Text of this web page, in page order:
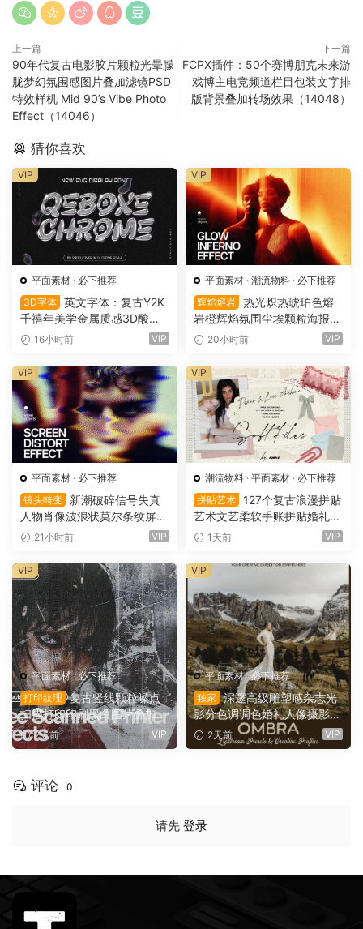
上一篇
90年代复古电影胶片颗粒光晕朦
胧梦幻氛围感图片叠加滤镜PSD
特效样机 Mid 90’s Vibe Photo
Effect（14046）
下一篇
FCPX插件：50个赛博朋克未来游
戏博主电竞频道栏目包装文字排
版背景叠加转场效果（14048）
猜你喜欢
平面素材 · 必下推荐
3D字体 英文字体：复古Y2K
千禧年美学金属质感3D酸性
镀铬文字LOGO标题封面海报
e – 3D Style SVG Font（161
59）
16小时前 VIP
VIP
平面素材 · 潮流物料 · 必下推荐
辉焰熔岩 热光炽热琥珀色熔
岩橙辉焰氛围尘埃颗粒海报封
面设计PSD特效样机 Glow Inf
20小时前 VIP
VIP
平面素材 · 必下推荐
镜头畸变
新潮破碎信号失真
人物肖像波浪状莫尔条纹屏幕
畸变专辑封面音乐海报传单P
ortion Effect（16156）
21小时前 VIP
VIP
潮流物料 · 平面素材 · 必下推荐
拼贴艺术
127个复古浪漫拼贴
艺术文艺柔软手账拼贴婚礼纸
张边框信封蕾丝蝴蝶结小物件
oft Files: Minimal Archive Co
llage（16152）
1天前 VIP
VIP
平面素材·必下推荐
打印纹理
复古竖线颗粒噪点
扫描打印印刷黑白图片叠加滤
镜PAT 图案纹理+PS动作+GR
D 渐变预设 Züli – +10 Scann
9）
2天前 VIP
VIP
平面素材·必下推荐
独家
深邃高级雕塑感杂志光
影分色调调色婚礼人像摄影Li
ghtroom预设 Archipelago Q
uest – QUEST 61 OMBRA
2天前 VIP
VIP
评论 0
请先 登录